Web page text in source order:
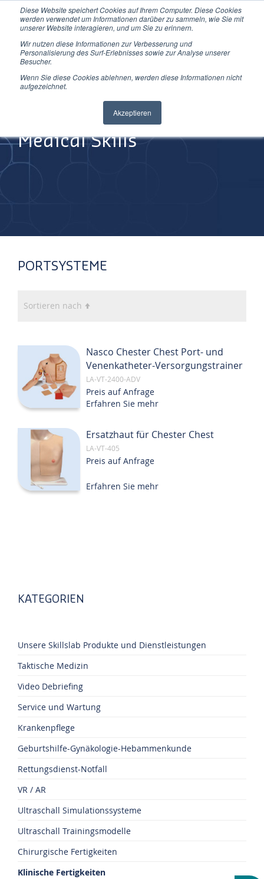
Diese Website speichert Cookies auf Ihrem Computer. Diese Cookies
werden verwendet um Informationen darüber zu sammeln, wie Sie mit
unserer Website interagieren, und um Sie zu erinnern.
Wir nutzen diese Informationen zur Verbesserung und
Personalisierung des Surf-Erlebnisses sowie zur Analyse unserer
Besucher.
Wenn Sie diese Cookies ablehnen, werden diese Informationen nicht
aufgezeichnet.
Akzeptieren
Direkt
zum
Medical Skills
PORTSYSTEME
Sortieren nach
Nasco Chester Chest Port- und
Venenkatheter-Versorgungstrainer
LA-VT-2400-ADV
Preis auf Anfrage
Erfahren Sie mehr
Ersatzhaut für Chester Chest
LA-VT-405
Preis auf Anfrage
Erfahren Sie mehr
KATEGORIEN
Unsere Skillslab Produkte und Dienstleistungen
Taktische Medizin
Video Debriefing
Service und Wartung
Krankenpflege
Geburtshilfe-Gynäkologie-Hebammenkunde
Rettungsdienst-Notfall
VR / AR
Ultraschall Simulationssysteme
Ultraschall Trainingsmodelle
Chirurgische Fertigkeiten
Klinische Fertigkeiten